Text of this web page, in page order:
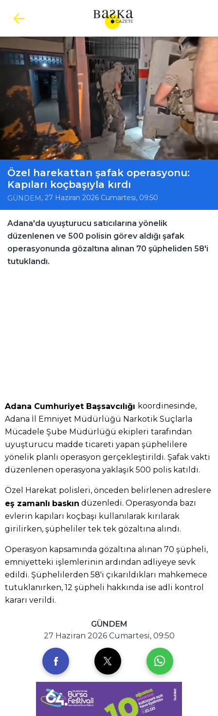
Özel harekattan şafak operasyonu:
Kapıları koçbaşıyla kırdı
GÜNDEM , 27 Haziran 2026 Cumartesi, 09:50
Adana'da uyuşturucu satıcılarına yönelik
düzenlenen ve 500 polisin görev aldığı şafak
operasyonunda gözaltına alınan 70 şüpheliden 58'i
tutuklandı.
Adana Cumhuriyet Başsavcılığı koordinesinde,
Adana İl Emniyet Müdürlüğü Narkotik Suçlarla
Mücadele Şube Müdürlüğü ekipleri tarafından
uyuşturucu madde ticareti yapan şüphelilere
yönelik planlı operasyon gerçekleştirildi. Şafak vakti
düzenlenen operasyona yaklaşık 500 polis katıldı.
Özel Harekat polisleri, önceden belirlenen adreslere
eş zamanlı baskın düzenledi. Operasyonda bazı
evlerin kapıları koçbaşı kullanılarak kırılarak
girilirken, şüpheliler tek tek gözaltına alındı.
Operasyon kapsamında gözaltına alınan 70 şüpheli,
emniyetteki işlemlerinin ardından adliyeye sevk
edildi. Şüphelilerden 58'i çıkarıldıkları mahkemece
tutuklanırken, 12 şüpheli hakkında ise adli kontrol
kararı verildi.
GÜNDEM
27 Haziran 2026 Cumartesi, 09:50